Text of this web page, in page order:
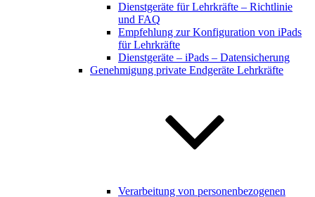
Dienstgeräte für Lehrkräfte – Richtlinie
und FAQ
Empfehlung zur Konfiguration von iPads
für Lehrkräfte
Dienstgeräte – iPads – Datensicherung
Genehmigung private Endgeräte Lehrkräfte
Verarbeitung von personenbezogenen